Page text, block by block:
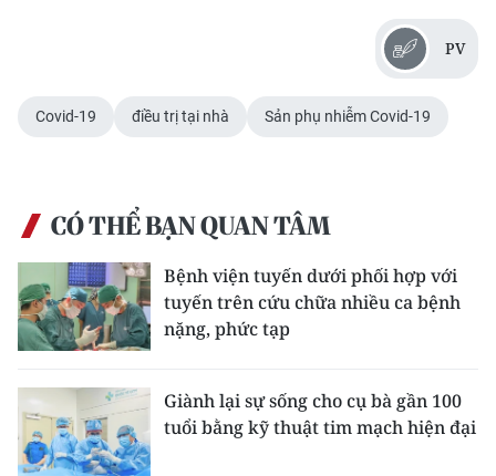
PV
Covid-19 điều trị tại nhà Sản phụ nhiễm Covid-19
CÓ THỂ BẠN QUAN TÂM
Bệnh viện tuyến dưới phối hợp với
tuyến trên cứu chữa nhiều ca bệnh
nặng, phức tạp
Giành lại sự sống cho cụ bà gần 100
tuổi bằng kỹ thuật tim mạch hiện đại